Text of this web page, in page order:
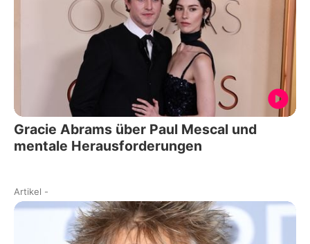
Gracie Abrams über Paul Mescal und
mentale Herausforderungen
Artikel -